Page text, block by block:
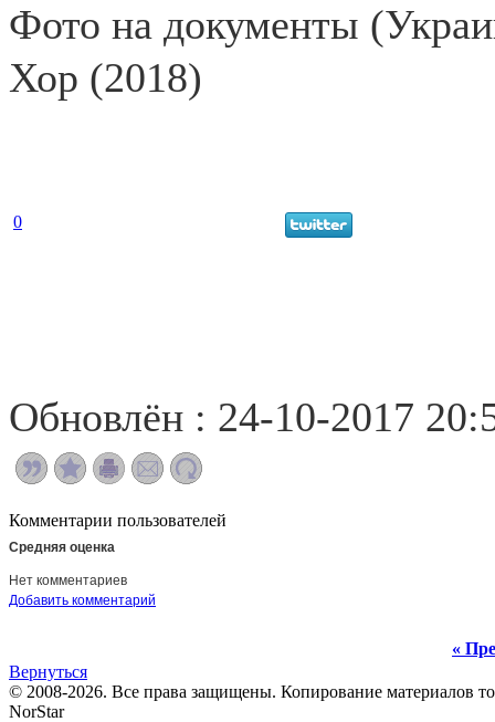
Фото на документы
Хор (2018)
0
Обновлён : 24-10-2017
Комментарии пользователей
Средняя оценка
Нет комментариев
Добавить комментарий
«
Вернуться
© 2008-2026. Все права защищены. Копирование материалов
NorStar